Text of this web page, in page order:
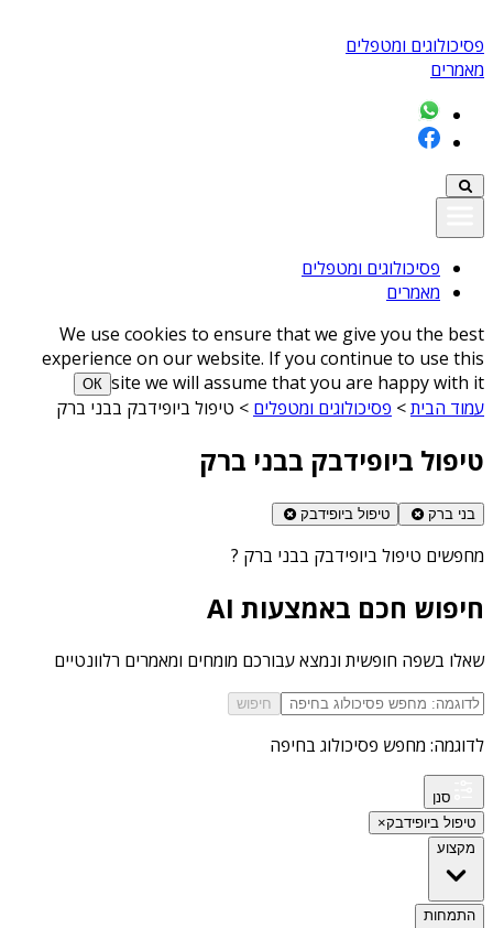
פסיכולוגים ומטפלים
מאמרים
פסיכולוגים ומטפלים
מאמרים
We use cookies to ensure that we give you the best
experience on our website. If you continue to use this
site we will assume that you are happy with it
ОК
עמוד הבית> פסיכולוגים ומטפלים > טיפול ביופידבק בבני ברק
טיפול ביופידבק בבני ברק
בני ברק טיפול ביופידבק
מחפשים טיפול ביופידבק בבני ברק ?
חיפוש חכם באמצעות AI
שאלו בשפה חופשית ונמצא עבורכם מומחים ומאמרים רלוונטיים
חיפוש
לדוגמה: מחפש פסיכולוג בחיפה
סנן
טיפול ביופידבק×
מקצוע
התמחות